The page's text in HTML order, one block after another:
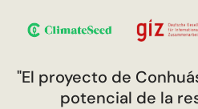
"El proyecto de
potencial de la